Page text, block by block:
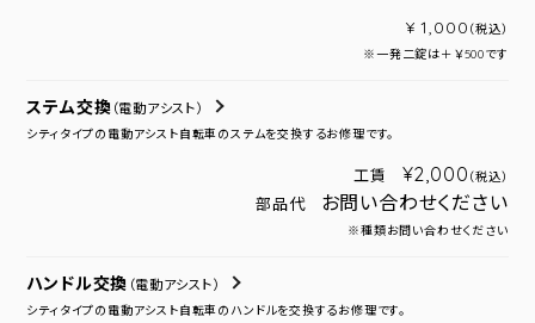
¥ 1,000 （税込）
※一発二錠は＋￥500です
ステム交換 （電動アシスト）
シティタイプの電動アシスト自転車のステムを交換するお修理です。
工賃 ¥2,000 （税込）
部品代 お問い合わせください
※種類お問い合わせください
ハンドル交換 （電動アシスト）
シティタイプの電動アシスト自転車のハンドルを交換するお修理です。